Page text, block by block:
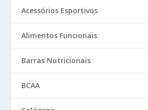
Acessórios Esportivos
Alimentos Funcionais
Barras Nutricionais
BCAA